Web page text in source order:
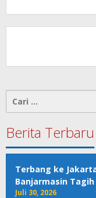
Cari
untuk:
Berita Terbaru
Terbang ke
Banjarmasin Tagih
Juli 30, 2026